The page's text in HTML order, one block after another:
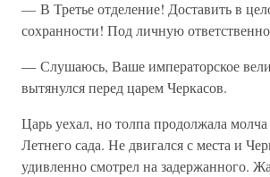
— В Третье отделение! Доставить в
сохранности! Под личную
— Слушаюсь, Ваше императорское
вытянулся перед царем Черкасов.
Царь уехал, но толпа продолжала молча
Летнего сада. Не двигался с места и
удивленно смотрел на задержанного.